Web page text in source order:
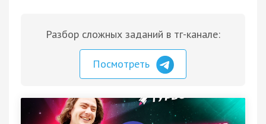
Разбор сложных заданий в тг-канале:
Посмотреть